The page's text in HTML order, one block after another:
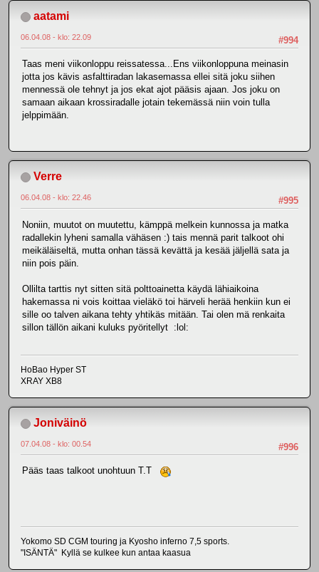
aatami
#994
06.04.08 - klo: 22.09
Taas meni viikonloppu reissatessa...Ens viikonloppuna meinasin
jotta jos kävis asfalttiradan lakasemassa ellei sitä joku siihen
mennessä ole tehnyt ja jos ekat ajot pääsis ajaan. Jos joku on
samaan aikaan krossiradalle jotain tekemässä niin voin tulla
jelppimään.
Verre
#995
06.04.08 - klo: 22.46
Noniin, muutot on muutettu, kämppä melkein kunnossa ja matka
radallekin lyheni samalla vähäsen :) tais mennä parit talkoot ohi
meikäläiseltä, mutta onhan tässä kevättä ja kesää jäljellä sata ja
niin pois päin.
Ollilta tarttis nyt sitten sitä polttoainetta käydä lähiaikoina
hakemassa ni vois koittaa vieläkö toi härveli herää henkiin kun ei
sille oo talven aikana tehty yhtikäs mitään. Tai olen mä renkaita
sillon tällön aikani kuluks pyöritellyt :lol:
HoBao Hyper ST
XRAY XB8
Joniväinö
#996
07.04.08 - klo: 00.54
Pääs taas talkoot unohtuun T.T
Yokomo SD CGM touring ja Kyosho inferno 7,5 sports.
"ISÄNTÄ" Kyllä se kulkee kun antaa kaasua